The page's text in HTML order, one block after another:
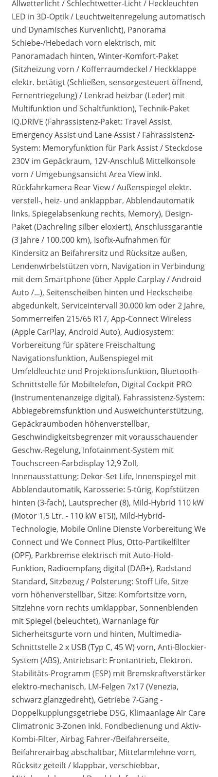
Allwetterlicht / Schlechtwetter-Licht / Heckleuchten
LED in 3D-Optik / Leuchtweitenregelung automatisch
und Dynamisches Kurvenlicht), Panorama
Schiebe-/Hebedach vorn elektrisch, mit
Panoramadach hinten, Winter-Komfort-Paket
(Sitzheizung vorn / Kofferraumdeckel / Heckklappe
elektr. betätigt (Schließen, sensorgesteuert öffnend,
Fernentriegelung) / Lenkrad heizbar (Leder) mit
Multifunktion und Schaltfunktion), Technik-Paket
IQ.DRIVE (Fahrassistenz-Paket: Travel Assist,
Emergency Assist und Lane Assist / Fahrassistenz-
System: Memoryfunktion für Park Assist / Steckdose
230V im Gepäckraum, 12V-Anschluß Mittelkonsole
vorn / Umgebungsansicht Area View inkl.
Rückfahrkamera Rear View / Außenspiegel elektr.
verstell-, heiz- und anklappbar, Abblendautomatik
links, Spiegelabsenkung rechts, Memory), Design-
Paket (Dachreling silber eloxiert), Anschlussgarantie
(3 Jahre / 100.000 km), Isofix-Aufnahmen für
Kindersitz an Beifahrersitz und Rücksitze außen,
Lendenwirbelstützen vorn, Navigation in Verbindung
mit dem Smartphone (über Apple Carplay / Android
Auto /...), Seitenscheiben hinten und Heckscheibe
abgedunkelt, Serviceintervall 30.000 km oder 2 Jahre,
Sommerreifen 215/65 R17, App-Connect Wireless
(Apple CarPlay, Android Auto), Audiosystem:
Vorbereitung für spätere Freischaltung
Navigationsfunktion, Außenspiegel mit
Umfeldleuchte und Projektionsfunktion, Bluetooth-
Schnittstelle für Mobiltelefon, Digital Cockpit PRO
(Instrumentenanzeige digital), Fahrassistenz-System:
Abbiegebremsfunktion und Ausweichunterstützung,
Gepäckraumboden höhenverstellbar,
Geschwindigkeitsbegrenzer mit vorausschauender
Geschw.-Regelung, Infotainment-System mit
Touchscreen-Farbdisplay 12,9 Zoll,
Innenausstattung: Dekor-Set Life, Innenspiegel mit
Abblendautomatik, Karosserie: 5-türig, Kopfstützen
hinten (3-fach), Lautsprecher (8), Mild-Hybrid 110 kW
(Motor 1,5 Ltr. - 110 kW eTSI), Mild-Hybrid-
Technologie, Mobile Online Dienste Vorbereitung We
Connect und We Connect Plus, Otto-Partikelfilter
(OPF), Parkbremse elektrisch mit Auto-Hold-
Funktion, Radioempfang digital (DAB+), Radstand
Standard, Sitzbezug / Polsterung: Stoff Life, Sitze
vorn höhenverstellbar, Sitze: Komfortsitze vorn,
Sitzlehne vorn rechts umklappbar, Sonnenblenden
mit Spiegel (beleuchtet), Warnanlage für
Sicherheitsgurte vorn und hinten, Multimedia-
Schnittstelle 2 x USB (Typ C, 45 W) vorn, Anti-Blockier-
System (ABS), Antriebsart: Frontantrieb, Elektron.
Stabilitäts-Programm (ESP) mit Bremskraftverstärker
elektro-mechanisch, LM-Felgen 7x17 (Venezia,
schwarz glanzgedreht), Getriebe 7-Gang -
Doppelkupplungsgetriebe DSG, Klimaanlage Air Care
Climatronic 3-Zonen inkl. Fondbedienung und Aktiv-
Kombi-Filter, Airbag Fahrer-/Beifahrerseite,
Beifahrerairbag abschaltbar, Mittelarmlehne vorn,
Rücksitz geteilt / klappbar, verschiebbar,